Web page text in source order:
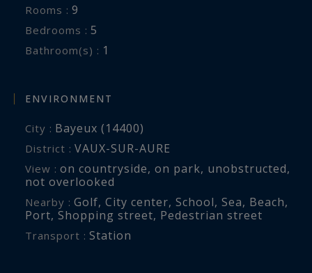
Rooms : 9
Bedrooms : 5
Bathroom(s) : 1
ENVIRONMENT
City : Bayeux (14400)
District : VAUX-SUR-AURE
View : on countryside, on park, unobstructed,
not overlooked
Nearby : Golf, City center, School, Sea, Beach,
Port, Shopping street, Pedestrian street
Transport : Station